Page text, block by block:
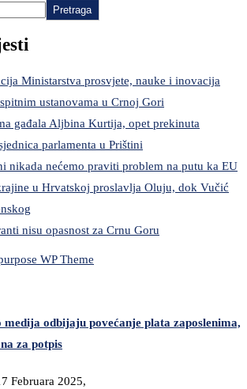
Pretraga
Ministarstva prosvjete, nauke i inovacija
ustanovama u Crnoj Gori
gađala Aljbina Kurtija, opet prekinuta
parlamenta u Prištini
nikada nećemo praviti problem na putu ka EU
u Hrvatskoj proslavlja Oluju, dok Vučić
nisu opasnost za Crnu Goru
medija odbijaju povećanje plata zaposlenima,
za potpis
Februara 2025,